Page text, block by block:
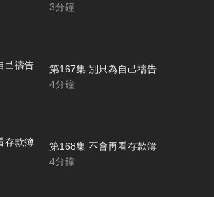
3分鐘
第167集 別只為自己禱告
4分鐘
第168集 不會再看存款簿
4分鐘